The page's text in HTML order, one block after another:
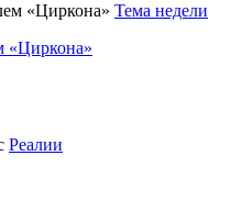
Тема недели
«Циркона»
Реалии